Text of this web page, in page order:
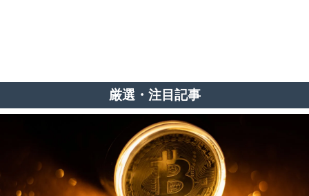
厳選・注目記事